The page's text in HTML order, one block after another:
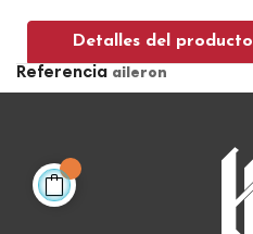
Detalles del producto
Referencia aileron